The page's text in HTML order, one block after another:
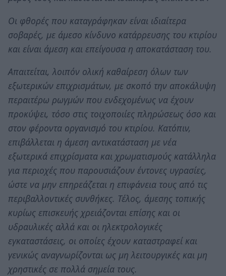
Οι φθορές που καταγράφηκαν είναι ιδιαίτερα
σοβαρές, με άμεσο κίνδυνο κατάρρευσης του κτιρίου
και είναι άμεση και επείγουσα η αποκατάσταση του.
Απαιτείται, λοιπόν ολική καθαίρεση όλων των
εξωτερικών επιχρισμάτων, με σκοπό την αποκάλυψη
περαιτέρω ρωγμών που ενδεχομένως να έχουν
προκύψει, τόσο στις τοιχοποιίες πληρώσεως όσο και
στον φέροντα οργανισμό του κτιρίου. Κατόπιν,
επιβάλλεται η άμεση αντικατάσταση με νέα
εξωτερικά επιχρίσματα και χρωματισμούς κατάλληλα
για περιοχές που παρουσιάζουν έντονες υγρασίες,
ώστε να μην επηρεάζεται η επιφάνεια τους από τις
περιβαλλοντικές συνθήκες. Τέλος, άμεσης τοπικής
κυρίως επισκευής χρειάζονται επίσης και οι
υδραυλικές αλλά και οι ηλεκτρολογικές
εγκαταστάσεις, οι οποίες έχουν καταστραφεί και
γενικώς αναγνωρίζονται ως μη λειτουργικές και μη
χρηστικές σε πολλά σημεία τους.